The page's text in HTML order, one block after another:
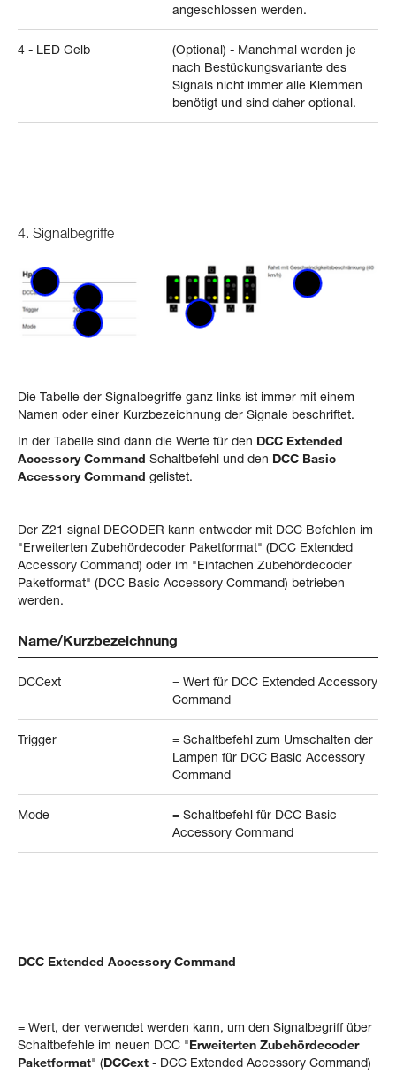
angeschlossen werden.
4 - LED Gelb
(Optional) - Manchmal werden je
nach Bestückungsvariante des
Signals nicht immer alle Klemmen
benötigt und sind daher optional.
4. Signalbegriffe
Mehr Info
Die Tabelle der Signalbegriffe ganz links ist immer mit einem
Namen oder einer Kurzbezeichnung der Signale beschriftet.
In der Tabelle sind dann die Werte für den DCC Extended
Accessory Command Schaltbefehl und den DCC Basic
Accessory Command gelistet.
Der Z21 signal DECODER kann entweder mit DCC Befehlen im
"Erweiterten Zubehördecoder Paketformat" (DCC Extended
Accessory Command) oder im "Einfachen Zubehördecoder
Paketformat" (DCC Basic Accessory Command) betrieben
werden.
Name/Kurzbezeichnung
DCCext
= Wert für DCC Extended Accessory
Command
Trigger
= Schaltbefehl zum Umschalten der
Lampen für DCC Basic Accessory
Command
Mode
= Schaltbefehl für DCC Basic
Accessory Command
DCC Extended Accessory Command
= Wert, der verwendet werden kann, um den Signalbegriff über
Schaltbefehle im neuen DCC "Erweiterten Zubehördecoder
Paketformat" (DCCext - DCC Extended Accessory Command)